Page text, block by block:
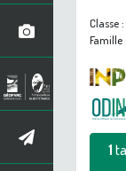
Classe :
Famille :
1